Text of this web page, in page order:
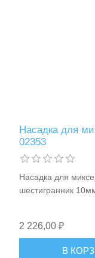
Насадка для
02353
Насадка для
шестигранник
2 226,00 ₽
В